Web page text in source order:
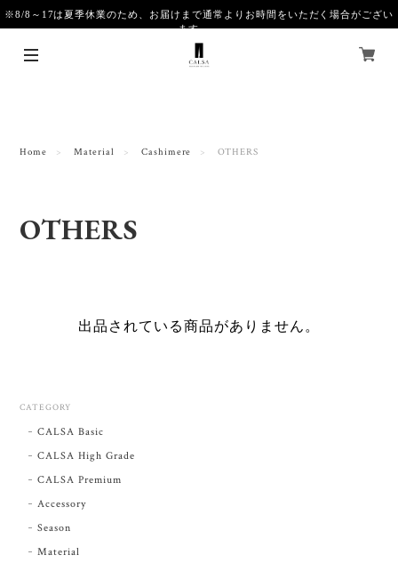
※8/8～17は夏季休業のため、お届けまで通常よりお時間をいただく場合がござい
ます。
Home Material Cashimere OTHERS
OTHERS
出品されている商品がありません。
CATEGORY
CALSA Basic
CALSA High Grade
CALSA Premium
Accessory
Season
Material